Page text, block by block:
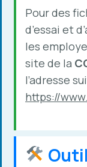
Pour des
d’essai et
les
site de la
l’adresse
https://